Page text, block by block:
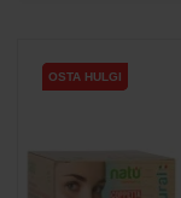
OSTA HULGI
OSTA HULGI
OSTA HULGI